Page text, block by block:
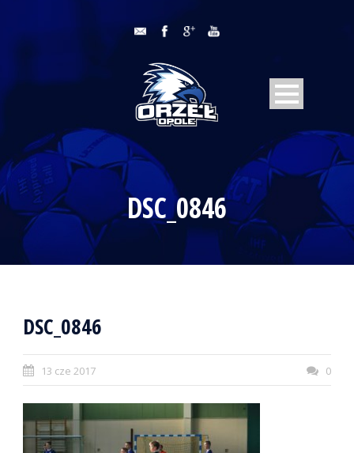
DSC_0846
DSC_0846
13 cze 2017 0